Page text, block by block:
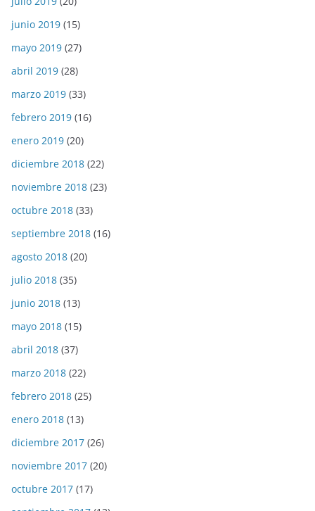
junio 2019 (15)
mayo 2019 (27)
abril 2019 (28)
marzo 2019 (33)
febrero 2019 (16)
enero 2019 (20)
diciembre 2018 (22)
noviembre 2018 (23)
octubre 2018 (33)
septiembre 2018 (16)
agosto 2018 (20)
julio 2018 (35)
junio 2018 (13)
mayo 2018 (15)
abril 2018 (37)
marzo 2018 (22)
febrero 2018 (25)
enero 2018 (13)
diciembre 2017 (26)
noviembre 2017 (20)
octubre 2017 (17)